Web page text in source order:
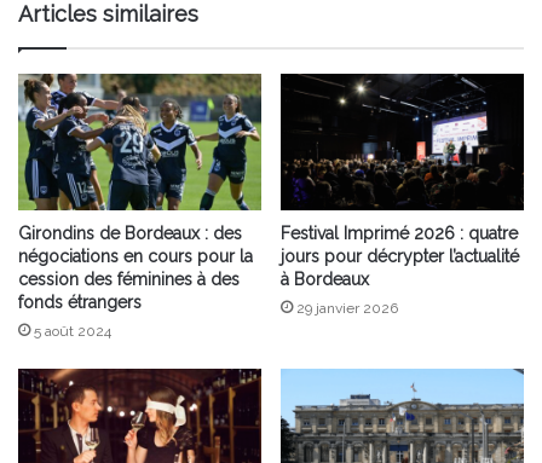
Articles similaires
Girondins de Bordeaux : des
négociations en cours pour la
cession des féminines à des
fonds étrangers
5 août 2024
Festival Imprimé 2026 : quatre
jours pour décrypter l’actualité
à Bordeaux
29 janvier 2026